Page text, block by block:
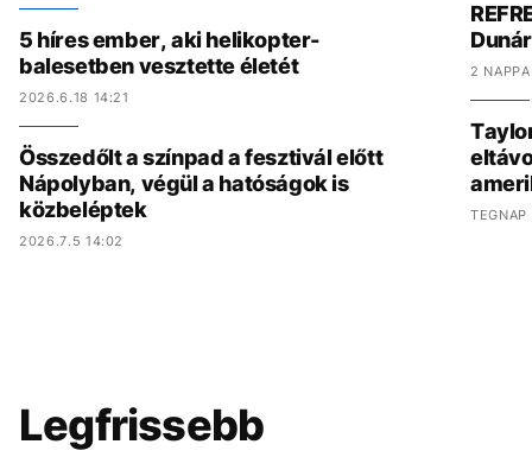
5 híres ember, aki helikopter-
balesetben vesztette életét
2026.6.18 14:21
Összedőlt a színpad a fesztivál előtt
Nápolyban, végül a hatóságok is
közbeléptek
2026.7.5 14:02
2
Legfrissebb